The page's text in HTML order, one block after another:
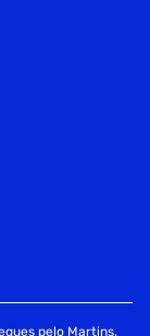
pelo Martins.